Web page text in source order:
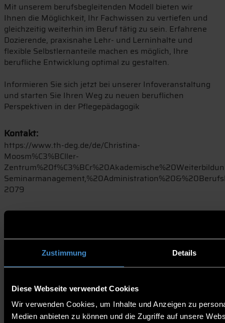
Zustimmung Details
Diese Webseite verwendet Cookies
Wir verwenden Cookies, um Inhalte und Anzeigen zu
Medien anbieten zu können und die Zugriffe auf unsere
Mit unserem berufsbegleitenden Modell bieten wir
Ihnen die Möglichkeit, Ihr Fachwissen zu vertiefen und
gleichzeitig weiterhin im Beruf tätig zu sein. Erfahrene
Dozierende, praxisnahe Lehr- und Lerninhalte und
flexible Selbstlernanteile machen es möglich, Ihre
berufliche Entwicklung optimal zu gestalten.
Informieren Sie sich jetzt bei unserer Infoveranstaltung
und starten Sie Ihren Weg zu neuen beruflichen
Perspektiven in der Pflegepädagogik
Kontakt:
https://www.th-deg.de/de/Christina-
Moosm%C3%BCller-
2079
Studieninteressierte